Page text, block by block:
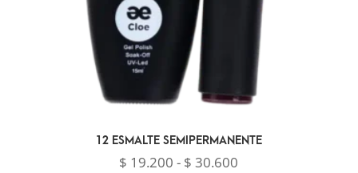
12 ESMALTE SEMIPERMANENTE
$ 19.200 - $ 30.600